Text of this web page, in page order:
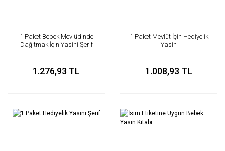
1 Paket Bebek Mevlüdinde
Dağıtmak İçin Yasini Şerif
1.276,93 TL
1 Paket Mevlüt İçin Hediyelik
Yasin
1.008,93 TL